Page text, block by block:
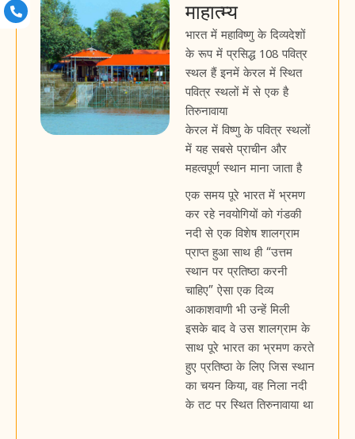
माहात्म्य
भारत में महाविष्णु के दिव्यदेशों
के रूप में प्रसिद्ध 108 पवित्र
स्थल हैं इनमें केरल में स्थित
पवित्र स्थलों में से एक है
तिरुनावाया
केरल में विष्णु के पवित्र स्थलों
में यह सबसे प्राचीन और
महत्वपूर्ण स्थान माना जाता है
एक समय पूरे भारत में भ्रमण
कर रहे नवयोगियों को गंडकी
नदी से एक विशेष शालग्राम
प्राप्त हुआ साथ ही “उत्तम
स्थान पर प्रतिष्ठा करनी
चाहिए” ऐसा एक दिव्य
आकाशवाणी भी उन्हें मिली
इसके बाद वे उस शालग्राम के
साथ पूरे भारत का भ्रमण करते
हुए प्रतिष्ठा के लिए जिस स्थान
का चयन किया, वह निला नदी
के तट पर स्थित तिरुनावाया था